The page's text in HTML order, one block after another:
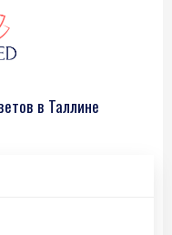
в Таллине